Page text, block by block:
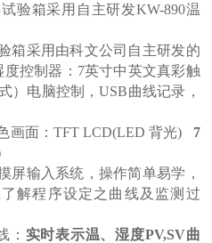
验箱采用自主研发KW-890温
箱采用由科文公司自主研发的
控制器： 7英寸中英文真彩触
）电脑控制，USB曲线记录，
画面： TFT LCD(LED背光) 7
屏输入系统，操作简单易学，
解程序设定之曲线及监测过
： 实时表示温、湿度PV,SV曲